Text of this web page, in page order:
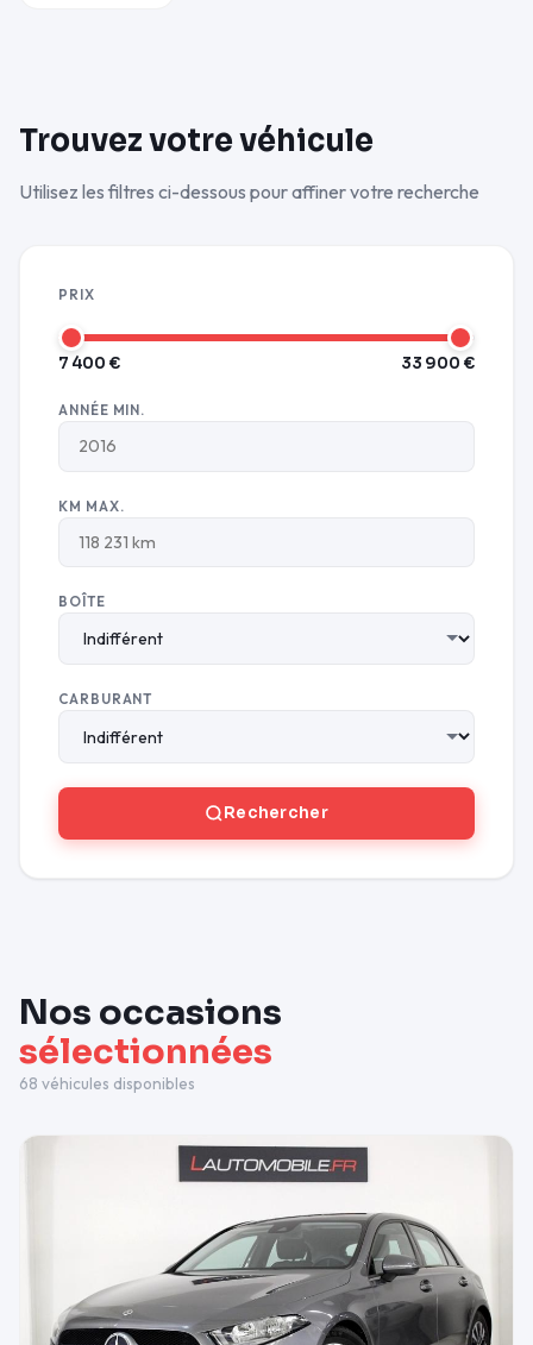
Trouvez votre véhicule
Utilisez les filtres ci-dessous pour affiner votre recherche
PRIX
7 400 € 33 900 €
ANNÉE MIN.
KM MAX.
BOÎTE
CARBURANT
Rechercher
Nos occasions
sélectionnées
68 véhicules disponibles